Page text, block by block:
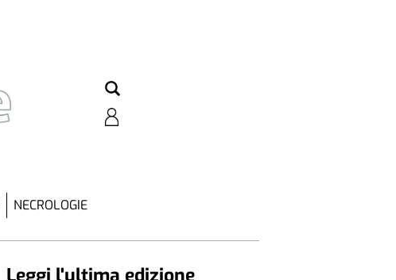
NECROLOGIE